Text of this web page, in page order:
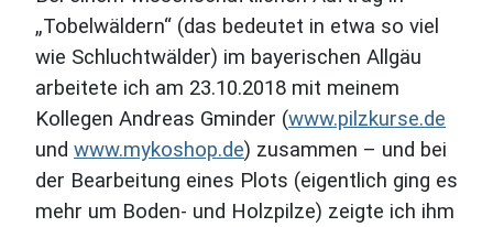
„Tobelwäldern“ (das bedeutet in etwa so viel
wie Schluchtwälder) im bayerischen Allgäu
arbeitete ich am 23.10.2018 mit meinem
Kollegen Andreas Gminder (www.pilzkurse.de
und www.mykoshop.de) zusammen – und bei
der Bearbeitung eines Plots (eigentlich ging es
mehr um Boden- und Holzpilze) zeigte ich ihm